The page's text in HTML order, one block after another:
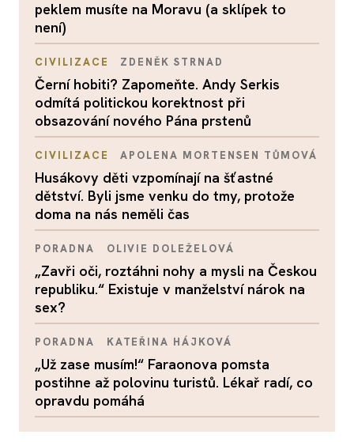
peklem musíte na Moravu (a sklípek to
není)
CIVILIZACE ZDENĚK STRNAD
Černí hobiti? Zapomeňte. Andy Serkis
odmítá politickou korektnost při
obsazování nového Pána prstenů
CIVILIZACE APOLENA MORTENSEN TŮMOVÁ
Husákovy děti vzpomínají na šťastné
dětství. Byli jsme venku do tmy, protože
doma na nás neměli čas
PORADNA OLIVIE DOLEŽELOVÁ
„Zavři oči, roztáhni nohy a mysli na Českou
republiku.“ Existuje v manželství nárok na
sex?
PORADNA KATEŘINA HÁJKOVÁ
„Už zase musím!“ Faraonova pomsta
postihne až polovinu turistů. Lékař radí, co
opravdu pomáhá